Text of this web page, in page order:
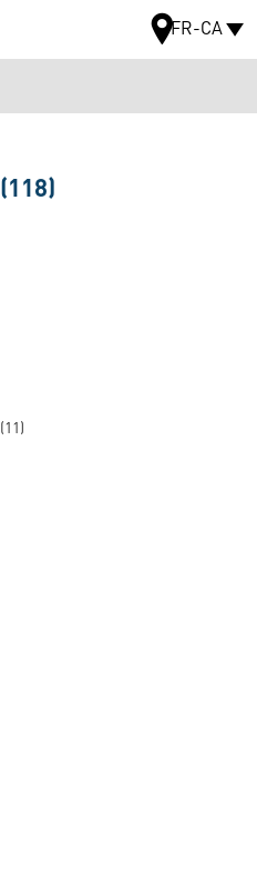
Menu
CARTE
FR-CA
(118)
(11)